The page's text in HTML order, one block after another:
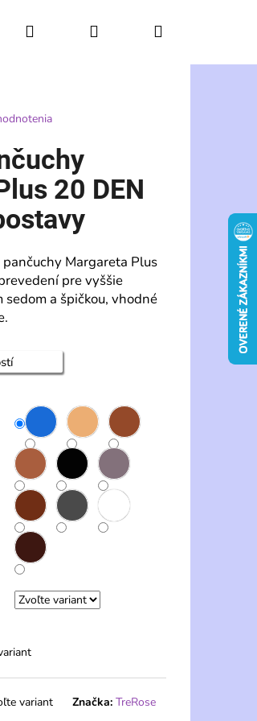
Hľadať PrihlásenieNákupný
20 DEN
pančuchy Margareta Plus
pre vyššie
a špičkou, vhodné
variant Značka: TreRose
S